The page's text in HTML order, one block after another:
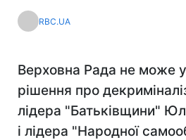
RBC.UA
Верховна Рада не може
рішення про
лідера "Батьківщини"
і лідера "Народної